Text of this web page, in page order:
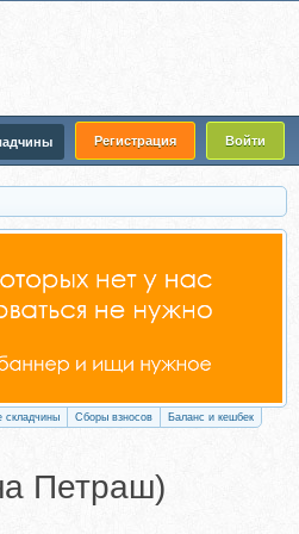
Регистрация Войти
складчины Сборы взносов Баланс и кешбек
Петраш)